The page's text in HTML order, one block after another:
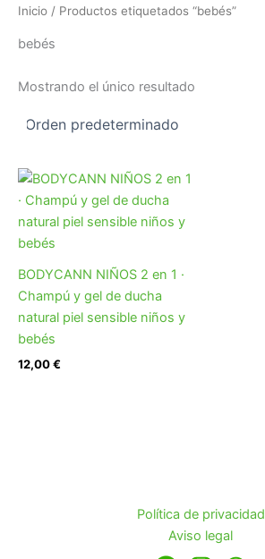
Inicio / Productos etiquetados “bebés”
bebés
Mostrando el único resultado
BODYCANN NIÑOS 2 en 1 ·
Champú y gel de ducha
natural piel sensible niños y
bebés
12,00€
Política de privacidad
Aviso legal